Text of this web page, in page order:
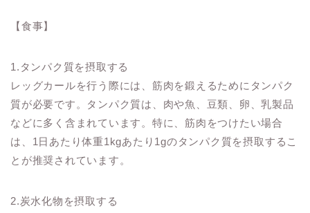
【食事】
1.タンパク質を摂取する
レッグカールを行う際には、筋肉を鍛えるためにタンパク
質が必要です。タンパク質は、肉や魚、豆類、卵、乳製品
などに多く含まれています。特に、筋肉をつけたい場合
は、1日あたり体重1kgあたり1gのタンパク質を摂取するこ
とが推奨されています。
2.炭水化物を摂取する